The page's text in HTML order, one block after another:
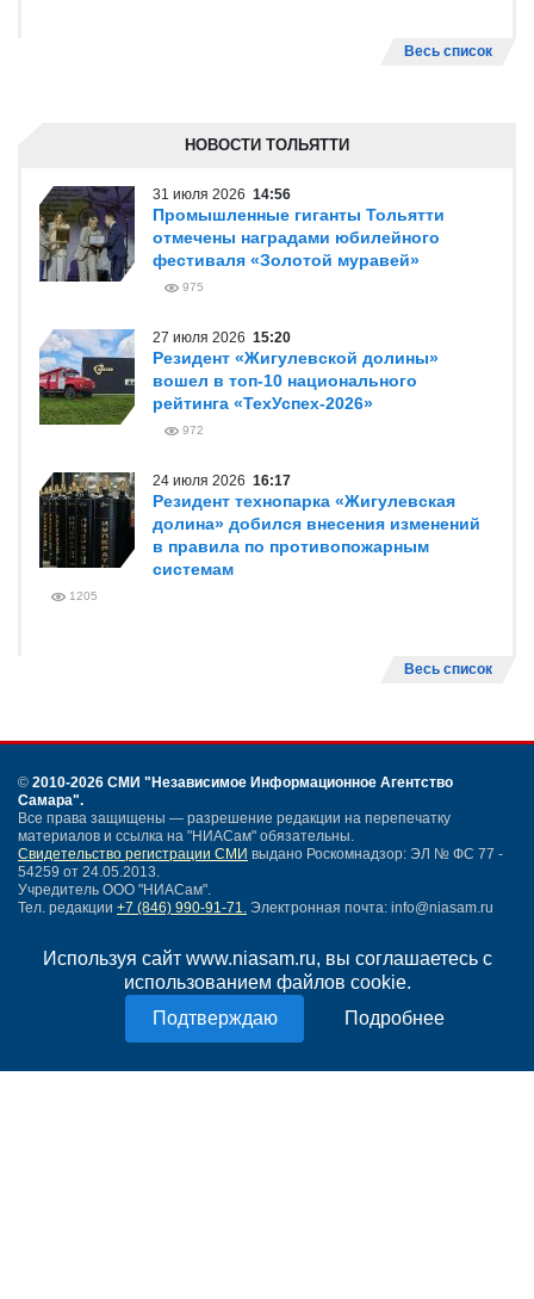
Используя сайт www.niasam.ru, вы соглашаетесь с
использованием файлов cookie.
Подробнее
Весь список
НОВОСТИ ТОЛЬЯТТИ
31 июля 2026 14:56
Промышленные гиганты Тольятти
отмечены наградами юбилейного
фестиваля «Золотой муравей»
975
27 июля 2026 15:20
Резидент «Жигулевской долины»
вошел в топ-10 национального
рейтинга «ТехУспех-2026»
972
24 июля 2026 16:17
Резидент технопарка «Жигулевская
долина» добился внесения изменений
в правила по противопожарным
системам
1205
Весь список
© 2010-2026 СМИ "Независимое Информационное Агентство
Самара".
Все права защищены — разрешение редакции на перепечатку
материалов и ссылка на "НИАСам" обязательны.
Свидетельство регистрации СМИ выдано Роскомнадзор: ЭЛ № ФС 77 -
54259 от 24.05.2013.
Учредитель ООО "НИАСам".
Тел. редакции +7 (846) 990-91-71. Электронная почта: info@niasam.ru
Карта сайта
Нашли ошибку?
Политика конфиденциальности
Согласие на обработку персональных данных